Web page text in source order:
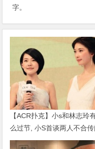
字。
【ACR扑克】小s和林志玲
么过节, 小S首谈两人不合传
说了什么